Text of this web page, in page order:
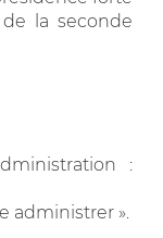
la seconde
:
administrer ».